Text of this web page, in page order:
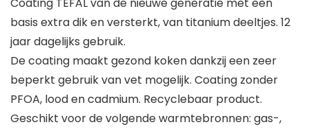
Coating TEFAL van de nieuwe generatie met een
basis extra dik en versterkt, van titanium deeltjes. 12
jaar dagelijks gebruik.
De coating maakt gezond koken dankzij een zeer
beperkt gebruik van vet mogelijk. Coating zonder
PFOA, lood en cadmium. Recyclebaar product.
Geschikt voor de volgende warmtebronnen: gas-,